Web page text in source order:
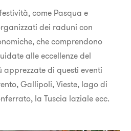
come Pasqua e
dei raduni con
che comprendono
alle eccellenze del
apprezzate di questi eventi
Gallipoli, Vieste, lago di
la Tuscia laziale ecc.